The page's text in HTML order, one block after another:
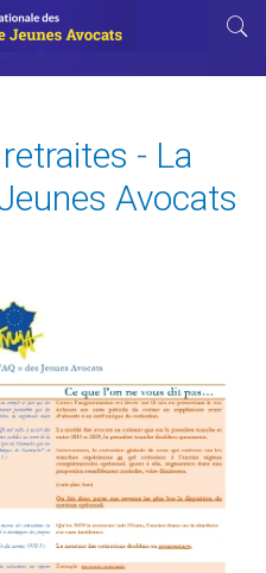
- La
Avocats